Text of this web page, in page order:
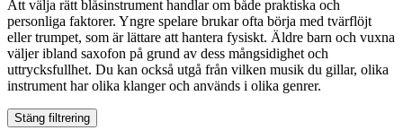
Att välja rätt blåsinstrument handlar om både praktiska och
personliga faktorer. Yngre spelare brukar ofta börja med tvärflöjt
eller trumpet, som är lättare att hantera fysiskt. Äldre barn och vuxna
väljer ibland saxofon på grund av dess mångsidighet och
uttrycksfullhet. Du kan också utgå från vilken musik du gillar, olika
instrument har olika klanger och används i olika genrer.
Stäng filtrering